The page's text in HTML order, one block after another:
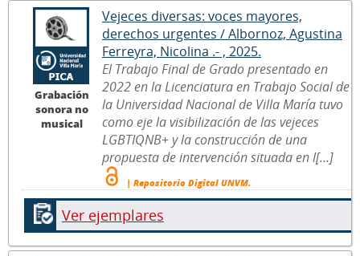
Grabación
sonora no
musical
Vejeces diversas: voces mayores,
derechos urgentes / Albornoz, Agustina
Ferreyra, Nicolina .- , 2025.
El Trabajo Final de Grado presentado en
2022 en la Licenciatura en Trabajo Social de
la Universidad Nacional de Villa María tuvo
como eje la visibilización de las vejeces
LGBTIQNB+ y la construcción de una
propuesta de intervención situada en l[...]
| Repositorio Digital UNVM.
Ver ejemplares